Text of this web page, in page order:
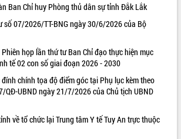
Lắk năm
miễn phí
Cư Pui
thường kỳ
Mẹ Việt
chương
khai nhiệm
Ban Chỉ huy Phòng thủ dân sự tỉnh Đắk Lắk
số 07/2026/TT-BNG ngày 30/6/2026 của Bộ
họp lần thứ tư Ban Chỉ đạo thực hiện mục
tế 02 con số giai đoạn 2026 - 2030
chính tọa độ điểm góc tại Phụ lục kèm theo
QĐ-UBND ngày 21/7/2026 của Chủ tịch UBND
về tổ chức lại Trung tâm Y tế Tuy An trực thuộc